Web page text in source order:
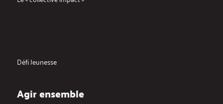
Défi Jeunesse
Agir ensemble